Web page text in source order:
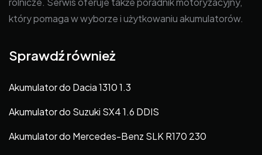
który pomaga w wyborze i użytkowaniu akumulatorów.
Sprawdź również
Akumulator do Dacia 1310 1.3
Akumulator do Suzuki SX4 1.6 DDIS
Akumulator do Mercedes-Benz SLK R170 230